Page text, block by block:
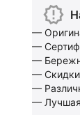
—
—
—
— Скидки
—
—